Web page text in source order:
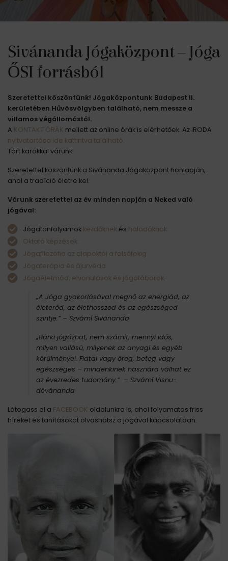
Sivánanda Jógaközpont – Jóga
ŐSI forrásból
Szeretettel köszöntünk! Jógaközpontunk Budapest II.
kerületében Hűvösvölgyben található, nem messze a
villamos végállomástól.
A KONTAKT ÓRÁK mellett az online órák is elérhetőek. Az IRODA
nyitvatartása ide kattintva található.
Tárt karokkal várunk!
Szeretettel köszöntünk a Sivánanda Jógaközpont honlapján,
ahol a tradíció életre kel.
Várunk szeretettel az év minden napján a Neked való
jógával:
Jógatanfolyamok kezdőknek és haladóknak.
Oktató képzések.
Jógafilozófia az alapoktól a felsőfokig.
Jógaterápia és ájurvéda.
Jógaéletmód, elvonulások és jógatáborok.
„A Jóga gyakorlásával megnő az energiád, az
életerőd, az élethosszod és az egészséged
szintje.” – Szvámí Sivánanda
„Bárki jógázhat, nem számít, mennyi idős,
milyen vallású, milyenek az anyagi és egyéb
körülményei. Fiatal vagy öreg, beteg vagy
egészséges – mindenkinek hasznára válhat ez
az évezredes tudomány.” – Szvámí Visnu-
dévánanda
Látogass el a FACEBOOK oldalunkra is, ahol folyamatos friss
híreket és tanításokat olvashatsz a jógával kapcsolatban.